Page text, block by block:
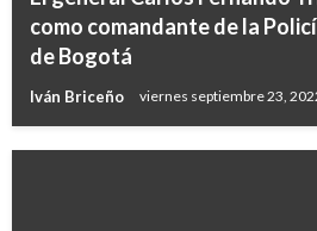
como comandante de la
de Bogotá
Iván Briceño viernes septiembre 23,